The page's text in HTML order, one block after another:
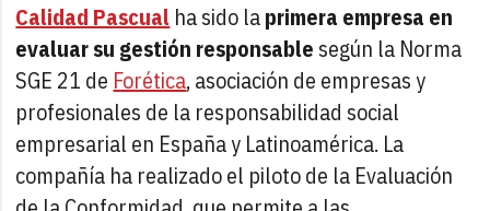
Calidad Pascual ha sido laprimera empresa en
evaluar su gestión responsable según la Norma
SGE 21 de Forética, asociación de empresas y
profesionales de la responsabilidad social
empresarial en España y Latinoamérica. La
compañía ha realizado el piloto de la Evaluación